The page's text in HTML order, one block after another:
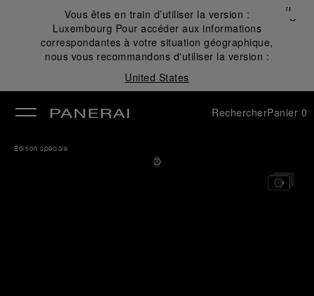
Vous êtes en train d’utiliser la version :
Luxembourg Pour accéder aux informations
correspondantes à votre situation géographique,
nous vous recommandons d'utiliser la version :
United States
Fermer
✕
RechercherPanier 0
Édition spéciale